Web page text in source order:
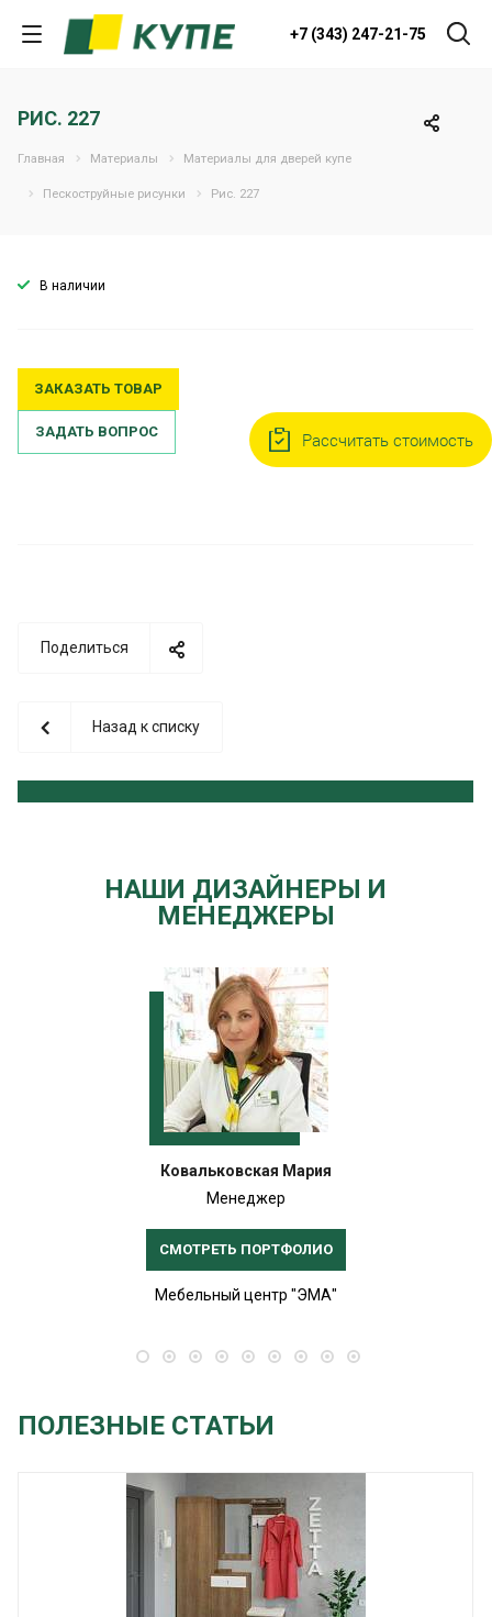
+7 (343) 247-21-75
РИС. 227
Главная Материалы Материалы для дверей купе
Пескоструйные рисунки Рис. 227
В наличии
ЗАКАЗАТЬ ТОВАР
ЗАДАТЬ ВОПРОС
Поделиться
Назад к списку
НАШИ ДИЗАЙНЕРЫ И
МЕНЕДЖЕРЫ
Ковальковская Мария
Менеджер
СМОТРЕТЬ ПОРТФОЛИО
Мебельный центр "ЭМА"
ПОЛЕЗНЫЕ СТАТЬИ
Рассчитать стоимость